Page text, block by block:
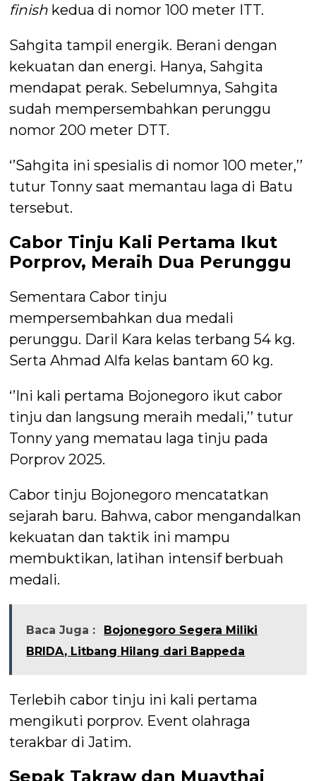
finish kedua di nomor 100 meter ITT.
Sahgita tampil energik. Berani dengan
kekuatan dan energi. Hanya, Sahgita
mendapat perak. Sebelumnya, Sahgita
sudah mempersembahkan perunggu
nomor 200 meter DTT.
‘’Sahgita ini spesialis di nomor 100 meter,’’
tutur Tonny saat memantau laga di Batu
tersebut.
Cabor Tinju Kali Pertama Ikut
Porprov, Meraih Dua Perunggu
Sementara Cabor tinju
mempersembahkan dua medali
perunggu. Daril Kara kelas terbang 54 kg.
Serta Ahmad Alfa kelas bantam 60 kg.
‘’Ini kali pertama Bojonegoro ikut cabor
tinju dan langsung meraih medali,’’ tutur
Tonny yang mematau laga tinju pada
Porprov 2025.
Cabor tinju Bojonegoro mencatatkan
sejarah baru. Bahwa, cabor mengandalkan
kekuatan dan taktik ini mampu
membuktikan, latihan intensif berbuah
medali.
Baca Juga :
Bojonegoro Segera Miliki
BRIDA, Litbang Hilang dari Bappeda
Terlebih cabor tinju ini kali pertama
mengikuti porprov. Event olahraga
terakbar di Jatim.
Sepak Takraw dan Muaythai